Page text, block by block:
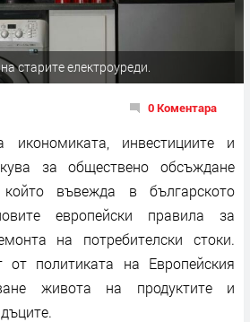
старите електроуреди.
0 Коментара
икономиката, инвестициите и
за обществено обсъждане
въвежда в българското
европейски правила за
на потребителски стоки.
политиката на Европейския
живота на продуктите и